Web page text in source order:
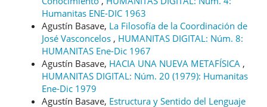
Humanitas ENE-DIC 1963
Agustín Basave, La Filosofía de la Coordinación de
José Vasconcelos , HUMANITAS DIGITAL: Núm. 8:
HUMANITAS Ene-Dic 1967
Agustín Basave, HACIA UNA NUEVA METAFÍSICA ,
HUMANITAS DIGITAL: Núm. 20 (1979): Humanitas
Ene-Dic 1979
Agustín Basave, Estructura y Sentido del Lenguaje